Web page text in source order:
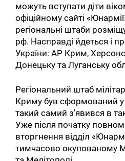
можуть вступати діти
офіційному сайті
регіональні штаби
рф. Насправді йдеться і
України: АР Крим,
Донецьку та Луганську
Регіональний штаб
Криму був сформований у
такий самий з’явився в
Уже після початку
вторгнення відділ
тимчасово окупованому